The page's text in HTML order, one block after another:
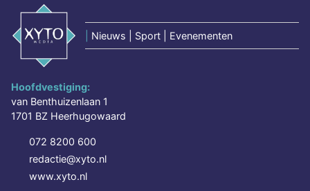
Nieuws | Sport | Evenementen
Hoofdvestiging:
van Benthuizenlaan 1
1701 BZ Heerhugowaard
072 8200 600
redactie@xyto.nl
www.xyto.nl